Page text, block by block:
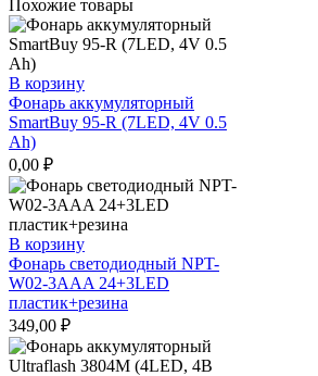
SmartBuy
25-
B
(1W+8LED,
4V
0.5
Ah)
Похожие товары
В корзину
Фонарь аккумуляторный
SmartBuy 95-R (7LED, 4V 0.5
Ah)
0,00 ₽
В корзину
Фонарь светодиодный NPT-
W02-3AAA 24+3LED
пластик+резина
349,00 ₽